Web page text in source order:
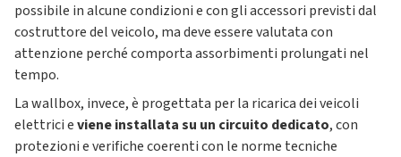
possibile in alcune condizioni e con gli accessori previsti dal
costruttore del veicolo, ma deve essere valutata con
attenzione perché comporta assorbimenti prolungati nel
tempo.
La wallbox, invece, è progettata per la ricarica dei veicoli
elettrici eviene installata su un circuito dedicato, con
protezioni e verifiche coerenti con le norme tecniche